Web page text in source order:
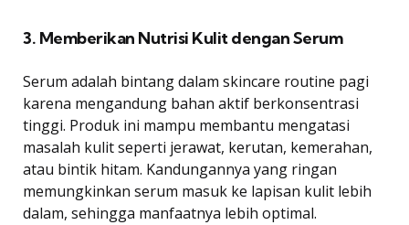
3. Memberikan Nutrisi Kulit dengan Serum
Serum adalah bintang dalam skincare routine pagi
karena mengandung bahan aktif berkonsentrasi
tinggi. Produk ini mampu membantu mengatasi
masalah kulit seperti jerawat, kerutan, kemerahan,
atau bintik hitam. Kandungannya yang ringan
memungkinkan serum masuk ke lapisan kulit lebih
dalam, sehingga manfaatnya lebih optimal.